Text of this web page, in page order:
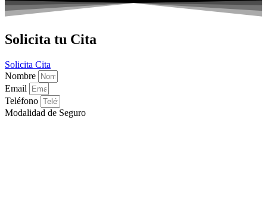
Solicita tu Cita
Solicita Cita
Nombre
Email
Teléfono
Modalidad de Seguro